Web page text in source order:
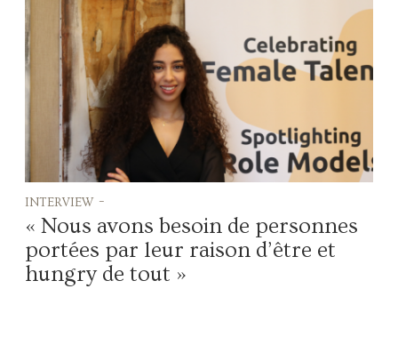
interview -
« Nous avons besoin de personnes
portées par leur raison d’être et
hungry de tout »